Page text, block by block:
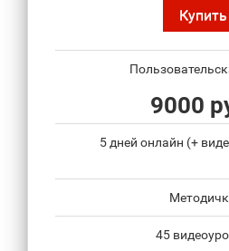
Купить
9000
5 дней онлайн (+
45